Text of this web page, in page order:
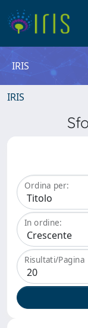
IRIS
IRIS
Ordina per:
In ordine:
Risultati/Pagina